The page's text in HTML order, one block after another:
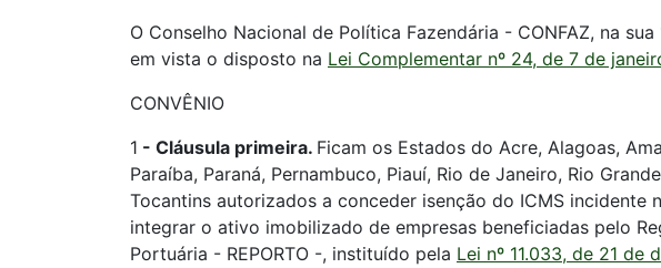
O Conselho Nacional de Política Fazendária - CONFAZ, na
em vista o disposto na Lei Complementar nº 24, de 7 de
CONVÊNIO
1 - Cláusula primeira. Ficam os Estados do Acre, Alagoas,
Paraíba, Paraná, Pernambuco, Piauí, Rio de Janeiro, Rio
Tocantins autorizados a conceder isenção do ICMS
integrar o ativo imobilizado de empresas beneficiadas pelo
Portuária - REPORTO -, instituído pela Lei nº 11.033, de 21 de